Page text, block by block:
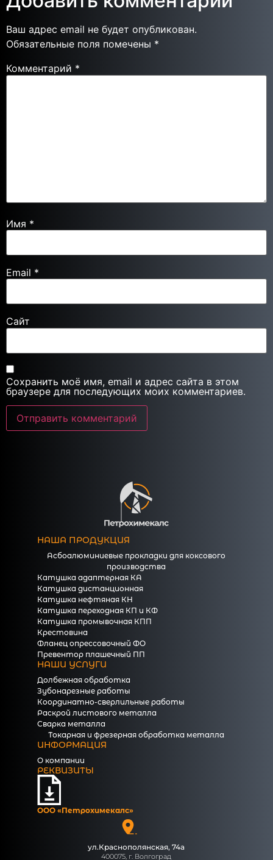
Ваш адрес email не будет опубликован.
Обязательные поля помечены *
Комментарий *
Имя *
Email *
Сайт
Сохранить моё имя, email и адрес сайта в этом
браузере для последующих моих комментариев.
НАША ПРОДУКЦИЯ
Асбоалюминиевые прокладки для коксового
производства
Катушка адаптерная КА
Катушка дистанционная
Катушка нефтяная КН
Катушка переходная КП и КФ
Катушка промывочная КПП
Крестовина
Фланец опрессовочный ФО
Превентор плашечный ПП
НАШИ УСЛУГИ
Долбежная обработка
Зубонарезные работы
Координатно-сверлильные работы
Раскрой листового металла
Сварка металла
Токарная и фрезерная обработка металла
ИНФОРМАЦИЯ
О компании
РЕКВИЗИТЫ
ООО «Петрохимекалc»
ул.Краснополянская, 74а
400075, г. Волгоград